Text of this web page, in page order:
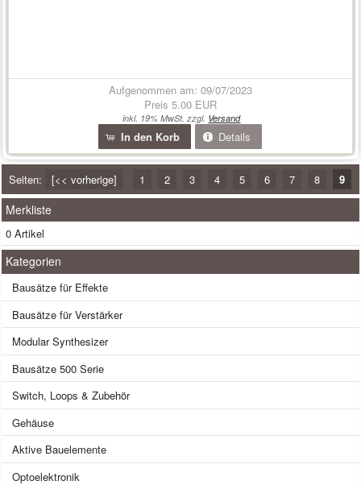
Aufgenommen am: 09/07/2023
Preis 5.00 EUR
inkl. 19% MwSt. zzgl. Versand
In den Korb Details
Seiten: [<< vorherige] 1 2 3 4 5 6 7 8 9
Merkliste
0 Artikel
Kategorien
Bausätze für Effekte
Bausätze für Verstärker
Modular Synthesizer
Bausätze 500 Serie
Switch, Loops & Zubehör
Gehäuse
Aktive Bauelemente
Optoelektronik